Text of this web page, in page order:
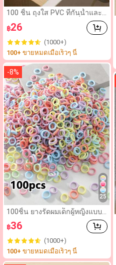
100 ชิ้น ถุงใส PVC ที่กันน้ำและแ
ยก,กันการเกิดออกซิเดชั่น,ป้องกั
นสินค้าเกิดตำหนิ,สำหรับเก็บต่าง
หู,สร้อยคอ,เครื่องประดับ,ของขวั
ญขนาดเล็ก,ไปรษณีย์ของพรรคอุ
ปกรณ์เสริมกลับโรงเรียน
฿26
(1000+)
100+ ขายหมดเมื่อเร็วๆ นี้
25
-8%
100ชิ้น ยางรัดผมเด็กผู้หญิงแบบง่
ายๆ สีสันสดใส เส้นผ่านศูนย์กลา
ง 0.8 นิ้ว ขนาดนิ้วมือ ยางรัดผมไ
ม่ทำลายเส้นผม น่ารัก ที่รัดหางม้
า อุปกรณ์เสริมผม เหมาะสำหรับใ
ช้ประจำวัน
฿36
(1000+)
100+ ขายหมดเมื่อเร็วๆ นี้